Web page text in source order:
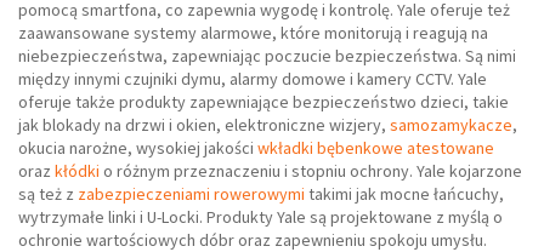
pomocą smartfona, co zapewnia wygodę i kontrolę. Yale oferuje też
zaawansowane systemy alarmowe, które monitorują i reagują na
niebezpieczeństwa, zapewniając poczucie bezpieczeństwa. Są nimi
między innymi czujniki dymu, alarmy domowe i kamery CCTV. Yale
oferuje także produkty zapewniające bezpieczeństwo dzieci, takie
jak blokady na drzwi i okien, elektroniczne wizjery, samozamykacze,
okucia narożne, wysokiej jakości wkładki bębenkowe atestowane
oraz kłódki o różnym przeznaczeniu i stopniu ochrony. Yale kojarzone
są też z zabezpieczeniami rowerowymi takimi jak mocne łańcuchy,
wytrzymałe linki i U-Locki. Produkty Yale są projektowane z myślą o
ochronie wartościowych dóbr oraz zapewnieniu spokoju umysłu.